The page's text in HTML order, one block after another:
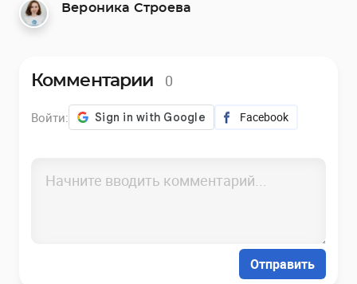
Вероника Строева
Комментарии 0
Войти: Facebook
Отправить